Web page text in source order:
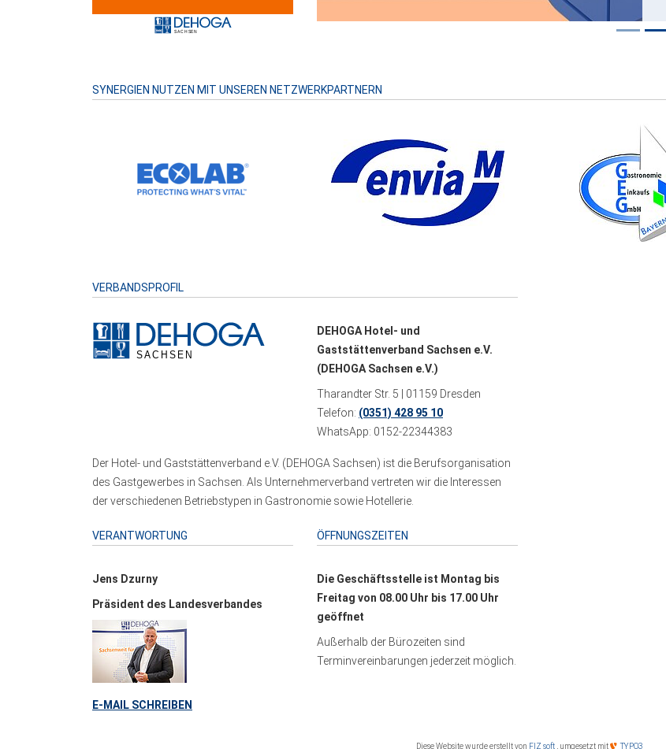
SYNERGIEN NUTZEN MIT UNSEREN NETZWERKPARTNERN
VERBANDSPROFIL
DEHOGA Hotel- und
Gaststättenverband Sachsen e.V.
(DEHOGA Sachsen e.V.)
Tharandter Str. 5 | 01159 Dresden
Telefon: (0351) 428 95 10
WhatsApp: 0152-22344383
Der Hotel- und Gaststättenverband e.V. (DEHOGA Sachsen) ist die Berufsorganisation
des Gastgewerbes in Sachsen. Als Unternehmerverband vertreten wir die Interessen
der verschiedenen Betriebstypen in Gastronomie sowie Hotellerie.
VERANTWORTUNG
Jens Dzurny
Präsident des Landesverbandes
E-MAIL SCHREIBEN
ÖFFNUNGSZEITEN
Die Geschäftsstelle ist Montag bis
Freitag von 08.00 Uhr bis 17.00 Uhr
geöffnet
Außerhalb der Bürozeiten sind
Terminvereinbarungen jederzeit möglich.
Diese Website wurde erstellt von FIZ soft , umgesetzt mit TYPO3